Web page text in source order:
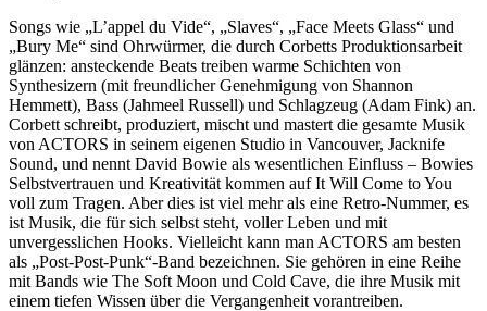
Songs wie „L’appel du Vide“, „Slaves“, „Face Meets Glass“ und
„Bury Me“ sind Ohrwürmer, die durch Corbetts Produktionsarbeit
glänzen: ansteckende Beats treiben warme Schichten von
Synthesizern (mit freundlicher Genehmigung von Shannon
Hemmett), Bass (Jahmeel Russell) und Schlagzeug (Adam Fink) an.
Corbett schreibt, produziert, mischt und mastert die gesamte Musik
von ACTORS in seinem eigenen Studio in Vancouver, Jacknife
Sound, und nennt David Bowie als wesentlichen Einfluss – Bowies
Selbstvertrauen und Kreativität kommen auf It Will Come to You
voll zum Tragen. Aber dies ist viel mehr als eine Retro-Nummer, es
ist Musik, die für sich selbst steht, voller Leben und mit
unvergesslichen Hooks. Vielleicht kann man ACTORS am besten
als „Post-Post-Punk“-Band bezeichnen. Sie gehören in eine Reihe
mit Bands wie The Soft Moon und Cold Cave, die ihre Musik mit
einem tiefen Wissen über die Vergangenheit vorantreiben.